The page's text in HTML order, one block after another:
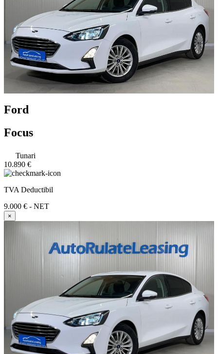
Ford
Focus
Tunari
10.890 €
TVA Deductibil
9.000 € - NET
×